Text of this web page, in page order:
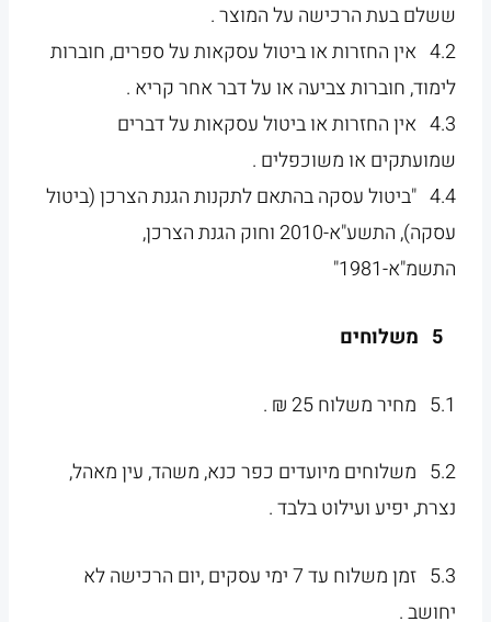
ששלם בעת הרכישה על המוצר .
4.2 אין החזרות או ביטול עסקאות על ספרים, חוברות
לימוד, חוברות צביעה או על דבר אחר קריא .
4.3 אין החזרות או ביטול עסקאות על דברים
שמועתקים או משוכפלים .
4.4 "ביטול עסקה בהתאם לתקנות הגנת הצרכן (ביטול
עסקה), התשע"א-2010 וחוק הגנת הצרכן,
התשמ"א-1981"
5 משלוחים
5.1 מחיר משלוח 25 ₪ .
5.2 משלוחים מיועדים כפר כנא, משהד, עין מאהל,
נצרת, יפיע ועילוט בלבד .
5.3 זמן משלוח עד 7 ימי עסקים ,יום הרכישה לא
יחושב .